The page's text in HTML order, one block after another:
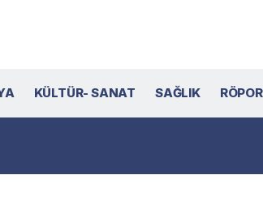
KÜLTÜR- SANAT SAĞLIK